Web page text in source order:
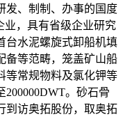
发、制制、办事的国度
业，具有省级企业研究
台水泥螺旋式卸船机填
备等范畴，笼盖矿山船
等常规物料及氯化钾等
。砂石骨
到访奥拓股份，取奥拓